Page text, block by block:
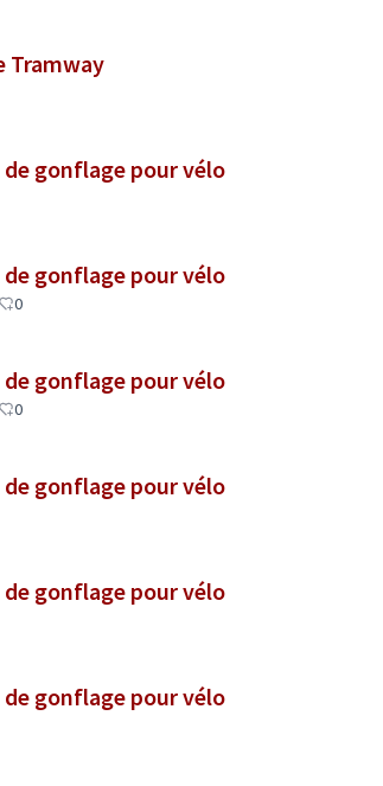
Tramway
gonflage pour vélo
gonflage pour vélo
0
gonflage pour vélo
0
gonflage pour vélo
gonflage pour vélo
gonflage pour vélo